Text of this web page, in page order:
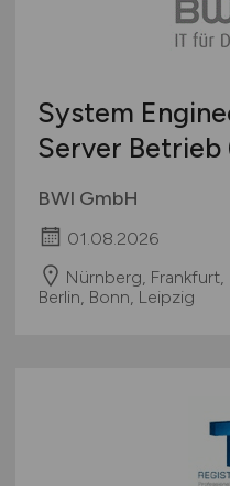
System
Server Betrieb
BWI GmbH
01.08.2026
Nürnberg, Frankfurt,
Berlin, Bonn, Leipzig